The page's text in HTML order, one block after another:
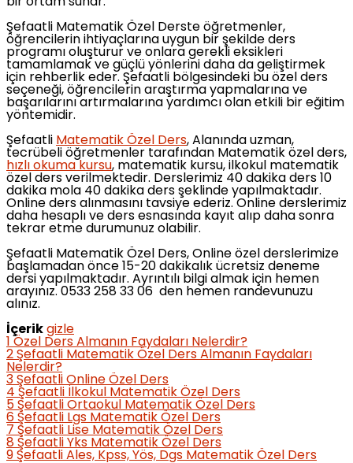
Şefaatli Matematik Özel Derste öğretmenler,
öğrencilerin ihtiyaçlarına uygun bir şekilde ders
programı oluşturur ve onlara gerekli eksikleri
tamamlamak ve güçlü yönlerini daha da geliştirmek
için rehberlik eder. Şefaatli bölgesindeki bu özel ders
seçeneği, öğrencilerin araştırma yapmalarına ve
başarılarını artırmalarına yardımcı olan etkili bir eğitim
yöntemidir.
Şefaatli Matematik Özel Ders, Alanında uzman,
tecrübeli öğretmenler tarafından Matematik özel ders,
hızlı okuma kursu, matematik kursu, ilkokul matematik
özel ders verilmektedir. Derslerimiz 40 dakika ders 10
dakika mola 40 dakika ders şeklinde yapılmaktadır.
Online ders alınmasını tavsiye ederiz. Online derslerimiz
daha hesaplı ve ders esnasında kayıt alıp daha sonra
tekrar etme durumunuz olabilir.
Şefaatli Matematik Özel Ders, Online özel derslerimize
başlamadan önce 15-20 dakikalık ücretsiz deneme
dersi yapılmaktadır. Ayrıntılı bilgi almak için hemen
arayınız. 0533 258 33 06 den hemen randevunuzu
alınız.
İçerik gizle
Özel Ders Almanın Faydaları Nelerdir?
2 Şefaatli Matematik Özel Ders Almanın Faydaları
Nelerdir?
3 Şefaatli Online Özel Ders
4 Şefaatli İlkokul Matematik Özel Ders
5 Şefaatli Ortaokul Matematik Özel Ders
6 Şefaatli Lgs Matematik Özel Ders
7 Şefaatli Lise Matematik Özel Ders
8 Şefaatli Yks Matematik Özel Ders
9 Şefaatli Ales, Kpss, Yös, Dgs Matematik Özel Ders